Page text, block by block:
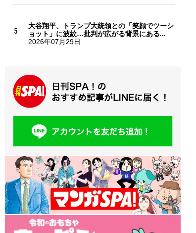
大谷翔平、トランプ大統領との「笑顔でツーシ
ョット」に波紋…批判が広がる背景にある...
2026年07月29日